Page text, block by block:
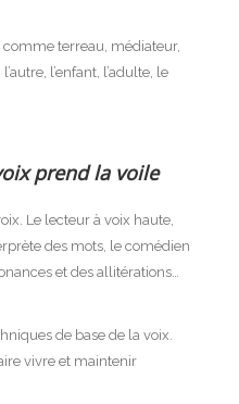
terreau, médiateur,
l’enfant, l’adulte, le
prend la voile
Le lecteur à voix haute,
des mots, le comédien
et des allitérations…
de base de la voix.
vivre et maintenir